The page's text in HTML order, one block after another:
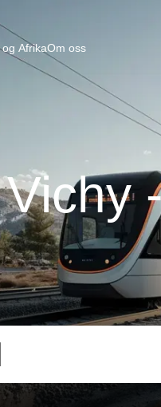
AfrikaOm oss
Vichy